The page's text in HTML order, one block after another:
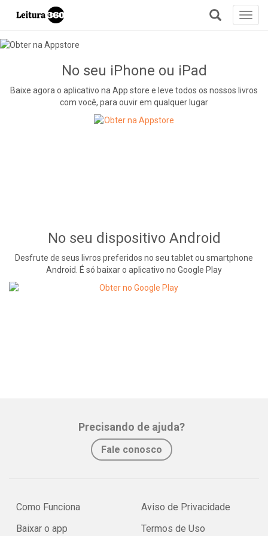
No seu iPhone ou iPad
Baixe agora o aplicativo na App store e leve todos os nossos livros
com você, para ouvir em qualquer lugar
No seu dispositivo Android
Desfrute de seus livros preferidos no seu tablet ou smartphone
Android. É só baixar o aplicativo no Google Play
Precisando de ajuda?
Fale conosco
Como Funciona
Baixar o app
Aviso de Privacidade
Termos de Uso